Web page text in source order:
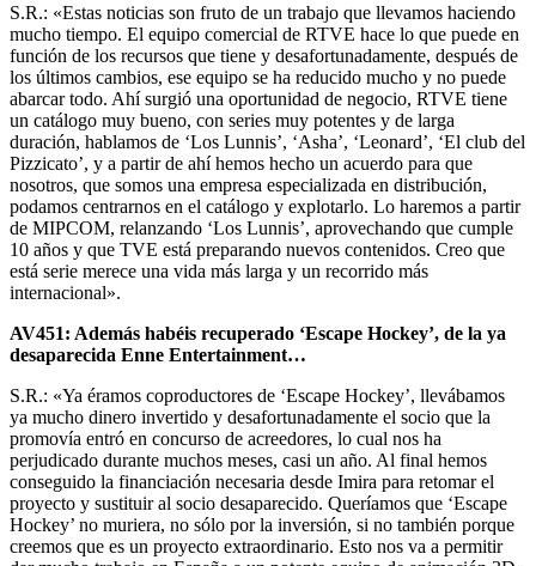
S.R.: «Estas noticias son fruto de un trabajo que llevamos haciendo
mucho tiempo. El equipo comercial de RTVE hace lo que puede en
función de los recursos que tiene y desafortunadamente, después de
los últimos cambios, ese equipo se ha reducido mucho y no puede
abarcar todo. Ahí surgió una oportunidad de negocio, RTVE tiene
un catálogo muy bueno, con series muy potentes y de larga
duración, hablamos de ‘Los Lunnis’, ‘Asha’, ‘Leonard’, ‘El club del
Pizzicato’, y a partir de ahí hemos hecho un acuerdo para que
nosotros, que somos una empresa especializada en distribución,
podamos centrarnos en el catálogo y explotarlo. Lo haremos a partir
de MIPCOM, relanzando ‘Los Lunnis’, aprovechando que cumple
10 años y que TVE está preparando nuevos contenidos. Creo que
está serie merece una vida más larga y un recorrido más
internacional».
AV451: Además habéis recuperado ‘Escape Hockey’, de la ya
desaparecida Enne Entertainment…
S.R.: «Ya éramos coproductores de ‘Escape Hockey’, llevábamos
ya mucho dinero invertido y desafortunadamente el socio que la
promovía entró en concurso de acreedores, lo cual nos ha
perjudicado durante muchos meses, casi un año. Al final hemos
conseguido la financiación necesaria desde Imira para retomar el
proyecto y sustituir al socio desaparecido. Queríamos que ‘Escape
Hockey’ no muriera, no sólo por la inversión, si no también porque
creemos que es un proyecto extraordinario. Esto nos va a permitir